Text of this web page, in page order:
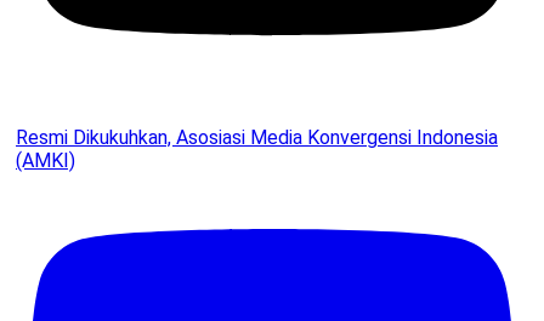
Resmi Dikukuhkan, Asosiasi Media Konvergensi Indonesia
(AMKI)